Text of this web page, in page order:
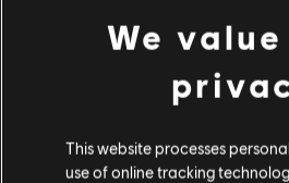
We
This website processes
use of online tracking